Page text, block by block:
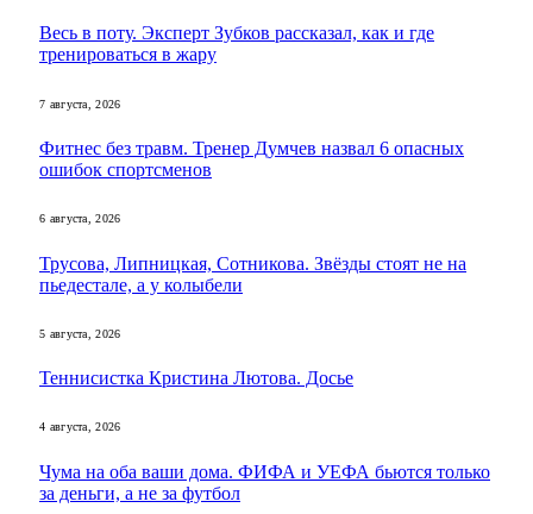
Весь в поту. Эксперт Зубков рассказал, как и где
тренироваться в жару
7 августа, 2026
Фитнес без травм. Тренер Думчев назвал 6 опасных
ошибок спортсменов
6 августа, 2026
Трусова, Липницкая, Сотникова. Звёзды стоят не на
пьедестале, а у колыбели
5 августа, 2026
Теннисистка Кристина Лютова. Досье
4 августа, 2026
Чума на оба ваши дома. ФИФА и УЕФА бьются только
за деньги, а не за футбол